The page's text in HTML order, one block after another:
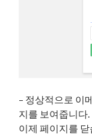
– 정상적으로 이
지를 보여줍니다.
이제 페이지를